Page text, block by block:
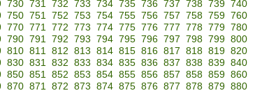
730 731 732 733 734 735 736 737 738 739 740
750 751 752 753 754 755 756 757 758 759 760
770 771 772 773 774 775 776 777 778 779 780
790 791 792 793 794 795 796 797 798 799 800
810 811 812 813 814 815 816 817 818 819 820
830 831 832 833 834 835 836 837 838 839 840
850 851 852 853 854 855 856 857 858 859 860
870 871 872 873 874 875 876 877 878 879 880